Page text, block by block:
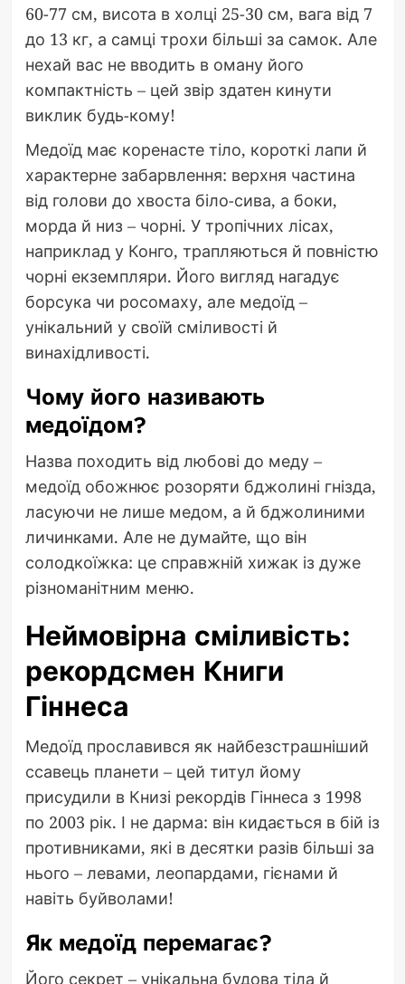
60-77 см, висота в холці 25-30 см, вага від 7
до 13 кг, а самці трохи більші за самок. Але
нехай вас не вводить в оману його
компактність – цей звір здатен кинути
виклик будь-кому!
Медоїд має коренасте тіло, короткі лапи й
характерне забарвлення: верхня частина
від голови до хвоста біло-сива, а боки,
морда й низ – чорні. У тропічних лісах,
наприклад у Конго, трапляються й повністю
чорні екземпляри. Його вигляд нагадує
борсука чи росомаху, але медоїд –
унікальний у своїй сміливості й
винахідливості.
Чому його називають
медоїдом?
Назва походить від любові до меду –
медоїд обожнює розоряти бджолині гнізда,
ласуючи не лише медом, а й бджолиними
личинками. Але не думайте, що він
солодкоїжка: це справжній хижак із дуже
різноманітним меню.
Неймовірна сміливість:
рекордсмен Книги
Гіннеса
Медоїд прославився як найбезстрашніший
ссавець планети – цей титул йому
присудили в Книзі рекордів Гіннеса з 1998
по 2003 рік. І не дарма: він кидається в бій із
противниками, які в десятки разів більші за
нього – левами, леопардами, гієнами й
навіть буйволами!
Як медоїд перемагає?
Його секрет – унікальна будова тіла й